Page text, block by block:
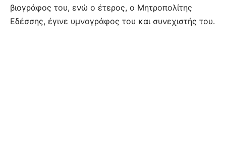
βιογράφος του, ενώ ο έτερος, ο Μητροπολίτης
Εδέσσης, έγινε υμνογράφος του και συνεχιστής του.